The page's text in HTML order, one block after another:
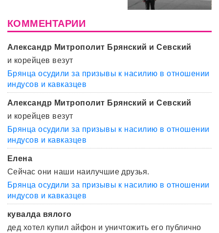
КОММЕНТАРИИ
Александр Митрополит Брянский и Севский
и корейцев везут
Брянца осудили за призывы к насилию в отношении
индусов и кавказцев
Александр Митрополит Брянский и Севский
и корейцев везут
Брянца осудили за призывы к насилию в отношении
индусов и кавказцев
Елена
Сейчас они наши наилучшие друзья.
Брянца осудили за призывы к насилию в отношении
индусов и кавказцев
кувалда вялого
дед хотел купил айфон и уничтожить его публично